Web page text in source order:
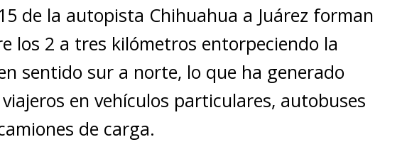
de la autopista Chihuahua a Juárez forman
los 2 a tres kilómetros entorpeciendo la
sentido sur a norte, lo que ha generado
en vehículos particulares, autobuses
de carga.